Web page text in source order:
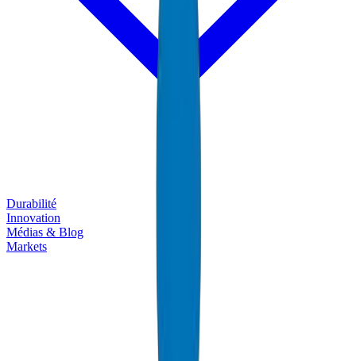
Durabilité
Innovation
Médias & Blog
Markets